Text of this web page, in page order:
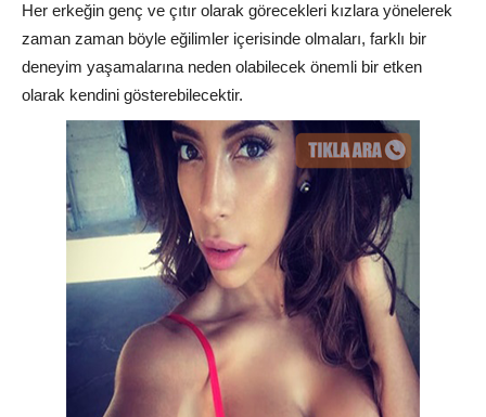
Her erkeğin genç ve çıtır olarak görecekleri kızlara yönelerek
zaman zaman böyle eğilimler içerisinde olmaları, farklı bir
deneyim yaşamalarına neden olabilecek önemli bir etken
olarak kendini gösterebilecektir.